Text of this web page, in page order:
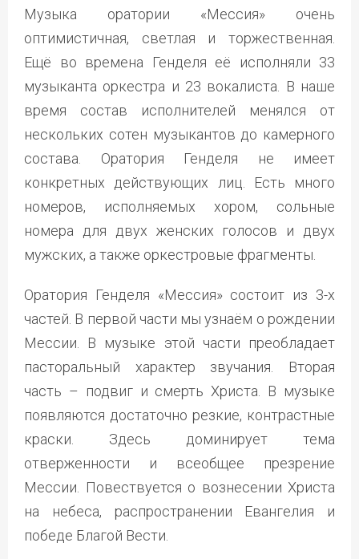
Музыка оратории «Мессия» очень
оптимистичная, светлая и торжественная.
Ещё во времена Генделя её исполняли 33
музыканта оркестра и 23 вокалиста. В наше
время состав исполнителей менялся от
нескольких сотен музыкантов до камерного
состава. Оратория Генделя не имеет
конкретных действующих лиц. Есть много
номеров, исполняемых хором, сольные
номера для двух женских голосов и двух
мужских, а также оркестровые фрагменты.
Оратория Генделя «Мессия» состоит из 3-х
частей. В первой части мы узнаём о рождении
Мессии. В музыке этой части преобладает
пасторальный характер звучания. Вторая
часть – подвиг и смерть Христа. В музыке
появляются достаточно резкие, контрастные
краски. Здесь доминирует тема
отверженности и всеобщее презрение
Мессии. Повествуется о вознесении Христа
на небеса, распространении Евангелия и
победе Благой Вести.